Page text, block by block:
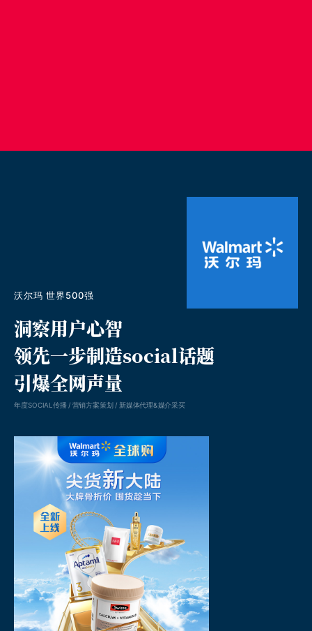
沃尔玛 世界500强
洞察用户心智
领先一步制造social话题
引爆全网声量
年度SOCIAL传播 / 营销方案策划 / 新媒体代理&媒介采买